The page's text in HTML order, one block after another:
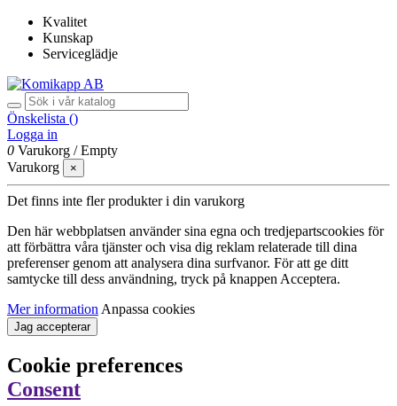
Kvalitet
Kunskap
Serviceglädje
Önskelista ()
Logga in
0 Varukorg /Empty
Varukorg
×
Det finns inte fler produkter i din varukorg
Den här webbplatsen använder sina egna och tredjepartscookies för
att förbättra våra tjänster och visa dig reklam relaterade till dina
preferenser genom att analysera dina surfvanor. För att ge ditt
samtycke till dess användning, tryck på knappen Acceptera.
Mer information Anpassa cookies
Jag accepterar
Cookie preferences
Consent